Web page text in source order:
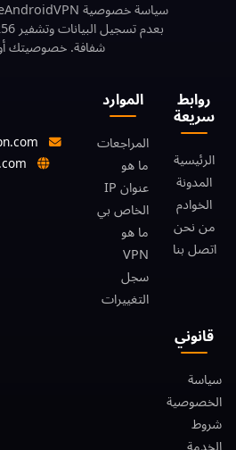
روابط
سريعة
الرئيسية
المدونة
الخوادم
من نحن
اتصل بنا
الموارد
المراجعات
ما هو
عنوان IP
الخاص بي
ما هو
VPN
سجل
التغييرات
قانوني
سياسة
الخصوصية
شروط
الخدمة
شفافة. خصوصيتك